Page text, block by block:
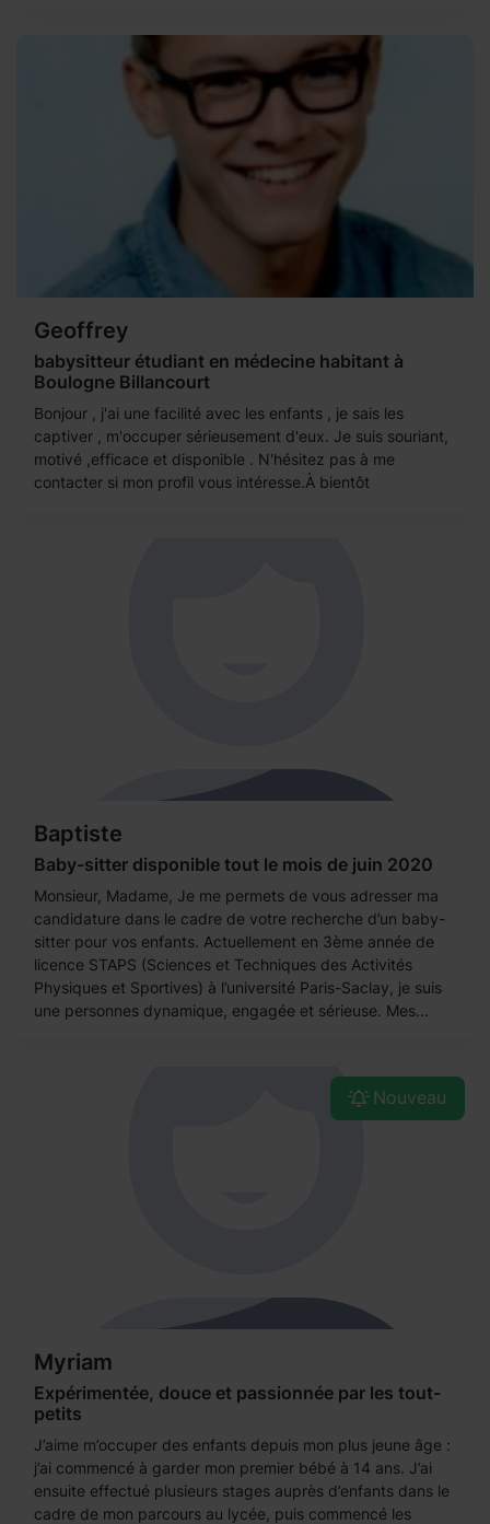
Geoffrey
babysitteur étudiant en médecine habitant à
Boulogne Billancourt
Bonjour , j'ai une facilité avec les enfants , je sais les
captiver , m'occuper sérieusement d'eux. Je suis souriant,
motivé ,efficace et disponible . N'hésitez pas à me
contacter si mon profil vous intéresse.À bientôt
Baptiste
Baby-sitter disponible tout le mois de juin 2020
Monsieur, Madame, Je me permets de vous adresser ma
candidature dans le cadre de votre recherche d’un baby-
sitter pour vos enfants. Actuellement en 3ème année de
licence STAPS (Sciences et Techniques des Activités
Physiques et Sportives) à l’université Paris-Saclay, je suis
une personnes dynamique, engagée et sérieuse. Mes...
Nouveau
Myriam
Expérimentée, douce et passionnée par les tout-
petits
J’aime m’occuper des enfants depuis mon plus jeune âge :
j’ai commencé à garder mon premier bébé à 14 ans. J’ai
ensuite effectué plusieurs stages auprès d’enfants dans le
cadre de mon parcours au lycée, puis commencé les